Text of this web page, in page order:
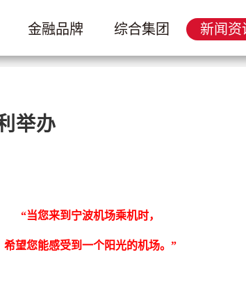
金融品牌 综合集团 新闻资
举办
“当您来到宁波机场乘机时，
希望您能感受到一个阳光的机场。”